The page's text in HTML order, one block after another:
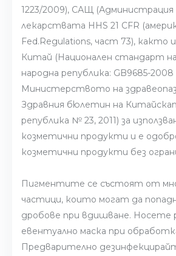
1223/2009), САЩ (Администрация
лекарствата HHS 21 CFR
Fed.Regulations, част 73), както
Китай (Национален стандарт
народна република: GB9685-2008
Министерството на
Здравния бюлетин на
република № 23, 2011) за
козметични продукти и е
козметични продукти без
Пигментите се състоят от
частици, които могат да
дробове при вдишване. Носете
евентуално маска при
Предварително